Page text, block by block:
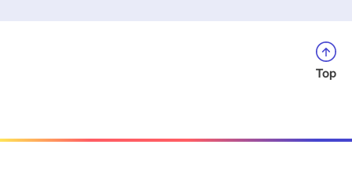
Top